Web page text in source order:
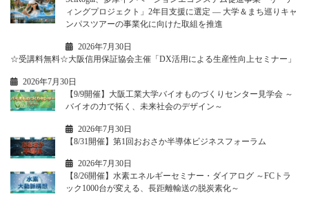
ィングプロジェクト」2年目支援に選定 ― 大学＆まち巡りキャ
ンパスツアーの事業化に向けた取組を推進
2026年7月30日
☆受講料無料☆大阪信用保証協会主催「DX活用による生産性向上セミナー」
2026年7月30日
【9/9開催】大阪工業大学バイオものづくりセンター見学会 ～
バイオの力で拓く、未来社会のデザイン～
2026年7月30日
【8/31開催】第1回おおさか半導体ビジネスフォーラム
2026年7月30日
【8/26開催】水素エネルギーセミナー・ダイアログ ～FCトラ
ック1000台が変える、長距離輸送の脱炭素化～